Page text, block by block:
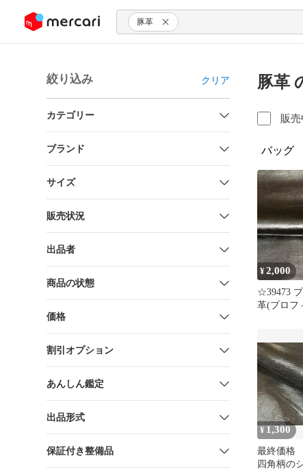
ツにスキップ 豚革
絞り込み クリア
カテゴリー
ブランド
サイズ
販売状況
出品者
商品の状態
価格
割引オプション
あんしん鑑定
出品形式
保証付き整備品
豚革
販
バッグ
¥2,000
☆39473
革(プロフ
¥ 1,300
最終価
四角柄の